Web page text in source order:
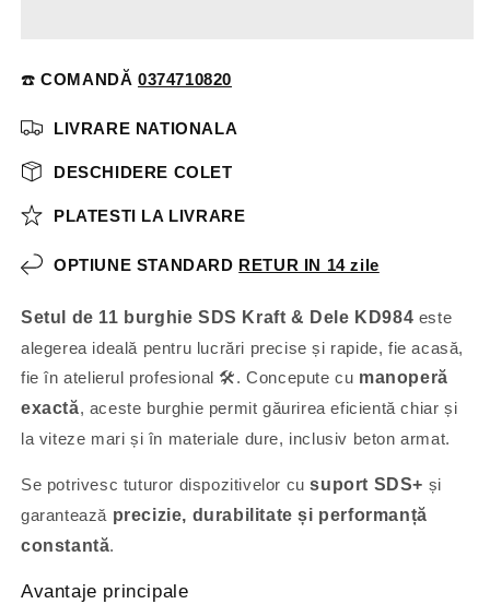
☎️COMANDĂ0374710820
LIVRARE NATIONALA
DESCHIDERE COLET
PLATESTI LA LIVRARE
OPTIUNE STANDARD RETUR IN 14 zile
Setul de 11 burghie SDS Kraft & Dele KD984 este
alegerea ideală pentru lucrări precise și rapide, fie acasă,
fie în atelierul profesional 🛠️. Concepute cu manoperă
exactă, aceste burghie permit găurirea eficientă chiar și
la viteze mari și în materiale dure, inclusiv beton armat.
Se potrivesc tuturor dispozitivelor cusuport SDS+ și
garantează precizie, durabilitate și performanță
constantă.
Avantaje principale